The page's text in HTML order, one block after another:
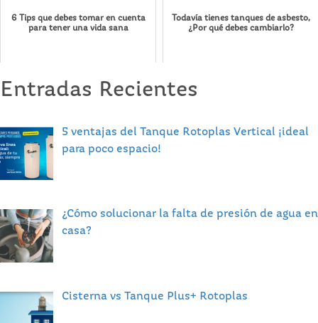
6 Tips que debes tomar en cuenta
para tener una vida sana
Todavía tienes tanques de asbesto,
¿Por qué debes cambiarlo?
Entradas Recientes
5 ventajas del Tanque Rotoplas Vertical ¡ideal
para poco espacio!
¿Cómo solucionar la falta de presión de agua en
casa?
Cisterna vs Tanque Plus+ Rotoplas